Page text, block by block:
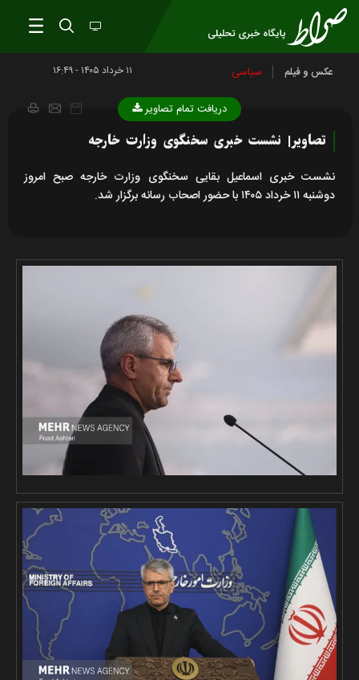
عکس و فیلم سیاسی ۱۱ خرداد ۱۴۰۵ - ۱۶:۴۹
دریافت تمام تصاویر
تصاویر| نشست خبری سخنگوی وزارت خارجه
نشست خبری اسماعیل بقایی سخنگوی وزارت خارجه صبح امروز
دوشنبه ۱۱ خرداد ۱۴۰۵ با حضور اصحاب رسانه برگزار شد.